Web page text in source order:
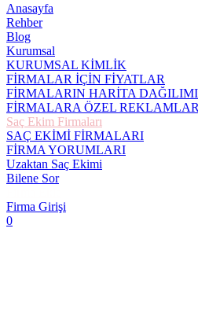
Anasayfa
Rehber
Blog
Kurumsal
KURUMSAL KİMLİK
FİRMALAR İÇİN FİYATLAR
FİRMALARIN HARİTA DAĞILIMI
FİRMALARA ÖZEL REKLAMLAR
Saç Ekim Firmaları
SAÇ EKİMİ FİRMALARI
FİRMA YORUMLARI
Uzaktan Saç Ekimi
Bilene Sor
Firma Girişi
0